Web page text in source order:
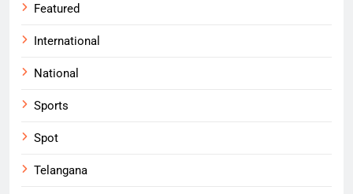
Featured
International
National
Sports
Spot
Telangana